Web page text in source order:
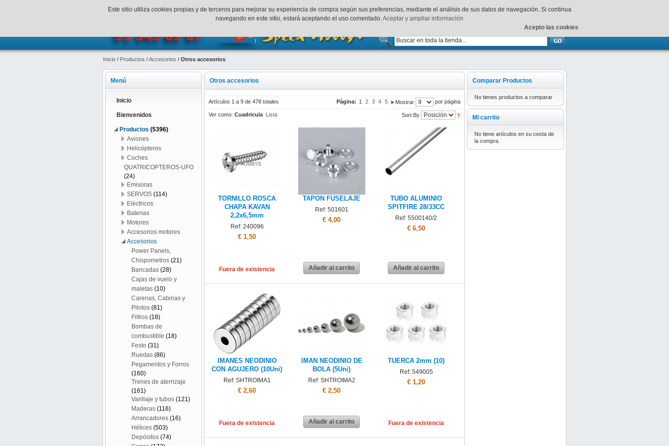
¡Bienvenidos a SpeedHobbys! Mi cuenta Finalizar Compra Acceder Sucarrito está vacío.
Inicio / Productos /Accesorios / Otros accesorios
Otros accesorios
Artículos 1 a 9 de 478 totales Mostrar por página
Página: 1 2 3 4 5
Ver como: Cuadricula Lista Sort By
TORNILLO ROSCA
CHAPA KAVAN
2,2x6,5mm
Ref: 240096
€ 1,50
Fuera de existencia
TAPON FUSELAJE
Ref: 501601
€ 4,00
Añadir al carrito
TUBO ALUMINIO
SPITFIRE 28/33CC
Ref: 5500140/2
€ 6,50
Añadir al carrito
IMANES NEODINIO
CON AGUJERO (10Uni)
Ref: SHTROIMA1
€ 2,60
Fuera de existencia
IMAN NEODINIO DE
BOLA (5Uni)
Ref: SHTROIMA2
€ 2,50
Añadir al carrito
TUERCA 2mm (10)
Ref: 549005
€ 1,20
Fuera de existencia
Menú
Inicio
Bienvenidos
Productos (5396)
Aviones
Helicópteros
Coches
QUATRICOPTEROS-UFO
(24)
Emisoras
SERVOS (114)
Eléctricos
Baterias
Motores
Accesorios motores
Accesorios
Power Panels,
Chispometros (21)
Bancadas (28)
Cajas de vuelo y
maletas (10)
Carenas, Cabinas y
Pilotos (81)
Filtros (18)
Bombas de
combustible (18)
Festo (31)
Ruedas (86)
Pegamentos y Forros
(160)
Trenes de aterrizaje
(161)
Varillaje y tubos (121)
Maderas (116)
Arrancadores (16)
Hélices (503)
Depósitos (74)
Comparar Productos
No tienes productos a comparar
Mi carrito
No tiene artículos en su cesta de
la compra.
Este sitio utiliza cookies propias y de terceros para mejorar su experiencia de compra según sus preferencias, mediante el análisis de sus datos de navegación. Si continua
navegando en este sitio, estará aceptando el uso comentado.Aceptar y ampliar información
Acepto las cookies